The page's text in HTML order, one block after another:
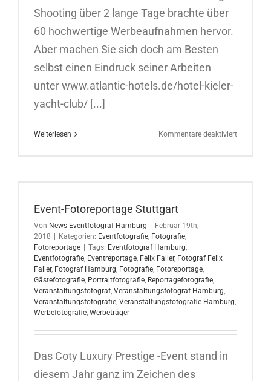
Shooting über 2 lange Tage brachte über
60 hochwertige Werbeaufnahmen hervor.
Aber machen Sie sich doch am Besten
selbst einen Eindruck seiner Arbeiten
unter www.atlantic-hotels.de/hotel-kieler-
yacht-club/ [...]
Weiterlesen Kommentare deaktiviertfür
Event-Fotoreportage Stuttgart
Von News Eventfotograf Hamburg
Februar 19th,
2018
Kategorien: Eventfotografie, Fotografie,
Fotoreportage
Tags: Eventfotograf Hamburg,
Eventfotografie, Eventreportage, Felix Faller, Fotograf Felix
Faller, Fotograf Hamburg, Fotografie, Fotoreportage,
Gästefotografie, Portraitfotografie, Reportagefotografie,
Veranstaltungsfotograf, Veranstaltungsfotograf Hamburg,
Veranstaltungsfotografie, Veranstaltungsfotografie Hamburg,
Werbefotografie, Werbeträger
Das Coty Luxury Prestige -Event stand in
diesem Jahr ganz im Zeichen des